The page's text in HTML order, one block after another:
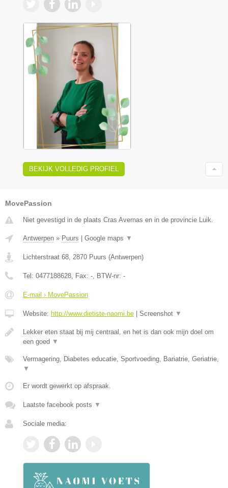
BEKIJK VOLLEDIG PROFIEL
MovePassion
Niet gevestigd in de plaats Cras Avernas en in de provincie Luik.
Antwerpen » Puurs | Google maps ▼
Lichterstraat 68 2870 Puurs (Antwerpen)
Tel: 0477188628 , Fax: - , BTW-nr: -
E-mail › MovePassion
Website: http://www.dietiste-naomi.be | Screenshot ▼
Lekker eten staat bij mij centraal, en het is dan ook mijn doel om
een goed ▼
Vermagering, Diabetes educatie, Sportvoeding, Bariatrie, Geriatrie,
▼
Er wordt gewerkt op afspraak.
Laatste facebook posts ▼
Sociale media: